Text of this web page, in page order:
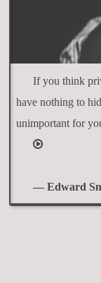
If you think
have nothing to
unimportant for
— Edward